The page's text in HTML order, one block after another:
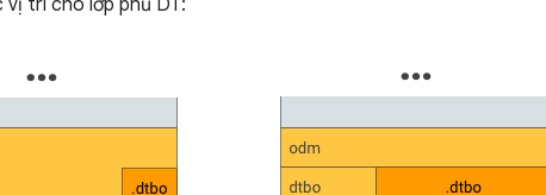
vị trí cho lớp phủ DT: